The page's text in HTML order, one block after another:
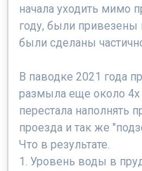
начала уходить мимо
году, были
были сделаны
В паводке 2021 года
размыла еще около 4х
перестала наполнять
проезда и так же
Что в результате.
1. Уровень воды в